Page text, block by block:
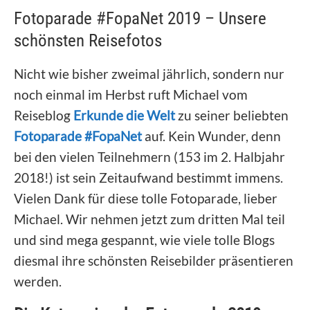
Fotoparade #FopaNet 2019 – Unsere
schönsten Reisefotos
Nicht wie bisher zweimal jährlich, sondern nur
noch einmal im Herbst ruft Michael vom
Reiseblog Erkunde die Welt zu seiner beliebten
Fotoparade #FopaNetauf. Kein Wunder, denn
bei den vielen Teilnehmern (153 im 2. Halbjahr
2018!) ist sein Zeitaufwand bestimmt immens.
Vielen Dank für diese tolle Fotoparade, lieber
Michael. Wir nehmen jetzt zum dritten Mal teil
und sind mega gespannt, wie viele tolle Blogs
diesmal ihre schönsten Reisebilder präsentieren
werden.